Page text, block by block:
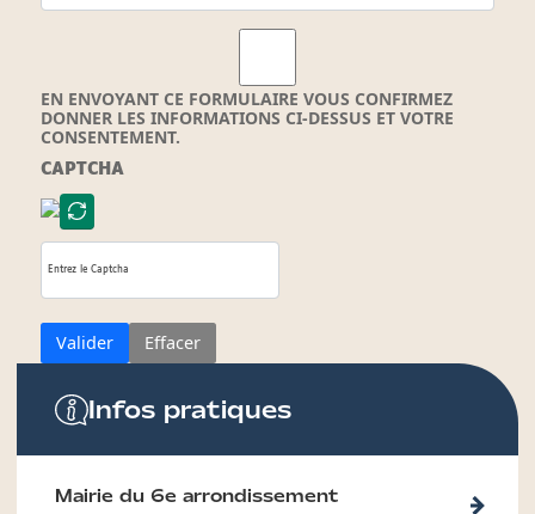
EN ENVOYANT CE FORMULAIRE VOUS CONFIRMEZ
DONNER LES INFORMATIONS CI-DESSUS ET VOTRE
CONSENTEMENT.
CAPTCHA
Valider Effacer
Infos pratiques
Mairie du 6e arrondissement